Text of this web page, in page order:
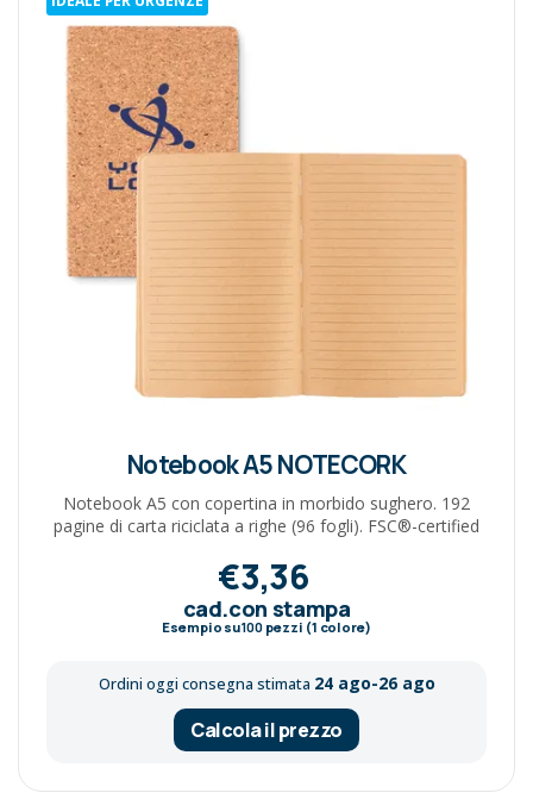
Notebook A5 NOTECORK
Notebook A5 con copertina in morbido sughero. 192
pagine di carta riciclata a righe (96 fogli). FSC®-certified
€3,36
cad.con stampa
Esempio su100pezzi (1 colore)
Ordini oggi consegna stimata 24 ago-26 ago
Calcola il prezzo